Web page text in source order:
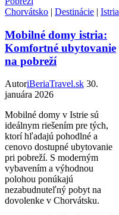
Chorvátsko | Destinácie | Istria
Mobilné domy istria:
Komfortné ubytovanie
na pobreží
AutoriBeriaTravel.sk 30.
januára 2026
Mobilné domy v Istrie sú
ideálnym riešením pre tých,
ktorí hľadajú pohodlné a
cenovo dostupné ubytovanie
pri pobreží. S moderným
vybavením a výhodnou
polohou ponúkajú
nezabudnuteľný pobyt na
dovolenke v Chorvátsku.